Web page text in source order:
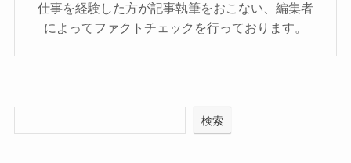
仕事を経験した方が記事執筆をおこない、編集者
によってファクトチェックを行っております。
検索